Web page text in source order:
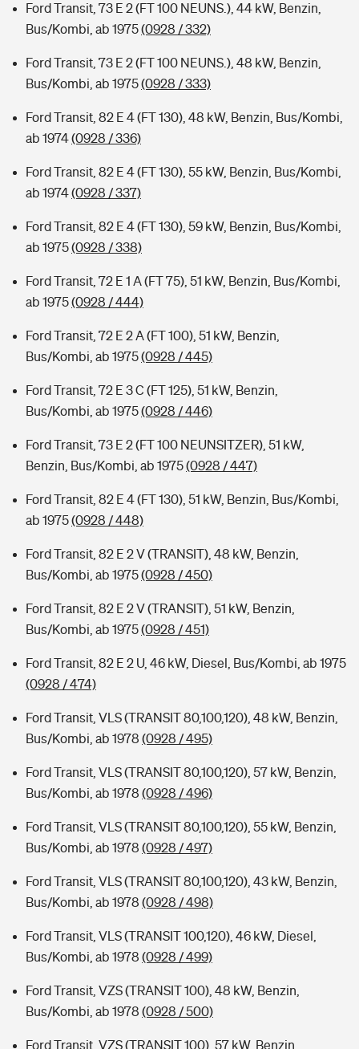
Ford Transit, 73 E 2 (FT 100 NEUNS.), 44 kW, Benzin,
Bus/Kombi, ab 1975(0928 / 332)
Ford Transit, 73 E 2 (FT 100 NEUNS.), 48 kW, Benzin,
Bus/Kombi, ab 1975(0928 / 333)
Ford Transit, 82 E 4 (FT 130), 48 kW, Benzin, Bus/Kombi,
ab 1974(0928 / 336)
Ford Transit, 82 E 4 (FT 130), 55 kW, Benzin, Bus/Kombi,
ab 1974(0928 / 337)
Ford Transit, 82 E 4 (FT 130), 59 kW, Benzin, Bus/Kombi,
ab 1975(0928 / 338)
Ford Transit, 72 E 1 A (FT 75), 51 kW, Benzin, Bus/Kombi,
ab 1975(0928 / 444)
Ford Transit, 72 E 2 A (FT 100), 51 kW, Benzin,
Bus/Kombi, ab 1975(0928 / 445)
Ford Transit, 72 E 3 C (FT 125), 51 kW, Benzin,
Bus/Kombi, ab 1975(0928 / 446)
Ford Transit, 73 E 2 (FT 100 NEUNSITZER), 51 kW,
Benzin, Bus/Kombi, ab 1975(0928 / 447)
Ford Transit, 82 E 4 (FT 130), 51 kW, Benzin, Bus/Kombi,
ab 1975(0928 / 448)
Ford Transit, 82 E 2 V (TRANSIT), 48 kW, Benzin,
Bus/Kombi, ab 1975(0928 / 450)
Ford Transit, 82 E 2 V (TRANSIT), 51 kW, Benzin,
Bus/Kombi, ab 1975(0928 / 451)
Ford Transit, 82 E 2 U, 46 kW, Diesel, Bus/Kombi, ab 1975
(0928 / 474)
Ford Transit, VLS (TRANSIT 80,100,120), 48 kW, Benzin,
Bus/Kombi, ab 1978 (0928 / 495)
Ford Transit, VLS (TRANSIT 80,100,120), 57 kW, Benzin,
Bus/Kombi, ab 1978 (0928 / 496)
Ford Transit, VLS (TRANSIT 80,100,120), 55 kW, Benzin,
Bus/Kombi, ab 1978 (0928 / 497)
Ford Transit, VLS (TRANSIT 80,100,120), 43 kW, Benzin,
Bus/Kombi, ab 1978 (0928 / 498)
Ford Transit, VLS (TRANSIT 100,120), 46 kW, Diesel,
Bus/Kombi, ab 1978 (0928 / 499)
Ford Transit, VZS (TRANSIT 100), 48 kW, Benzin,
Bus/Kombi, ab 1978 (0928 / 500)
Ford Transit, VZS (TRANSIT 100), 57 kW, Benzin,